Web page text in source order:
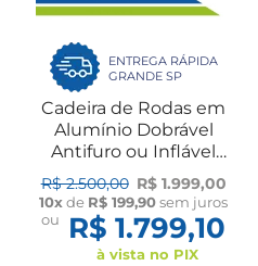
ENTREGA RÁPIDA
GRANDE SP
Cadeira de Rodas em
Alumínio Dobrável
Antifuro ou Inflável
Adulto Idoso até 120kg
MA3E Ortomobil
R$ 2.500,00 R$ 1.999,00
10xde R$ 199,90sem juros
ou
R$ 1.799,10
à vista no PIX